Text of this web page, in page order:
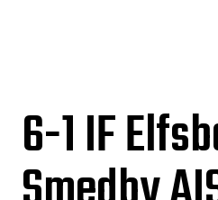
6-1IF